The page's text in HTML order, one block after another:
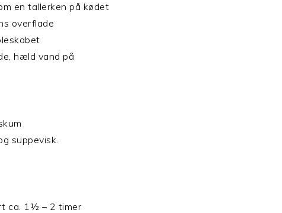
en tallerken på kødet
overflade
hæld vand på
suppevisk.
ca. 1½ – 2 timer